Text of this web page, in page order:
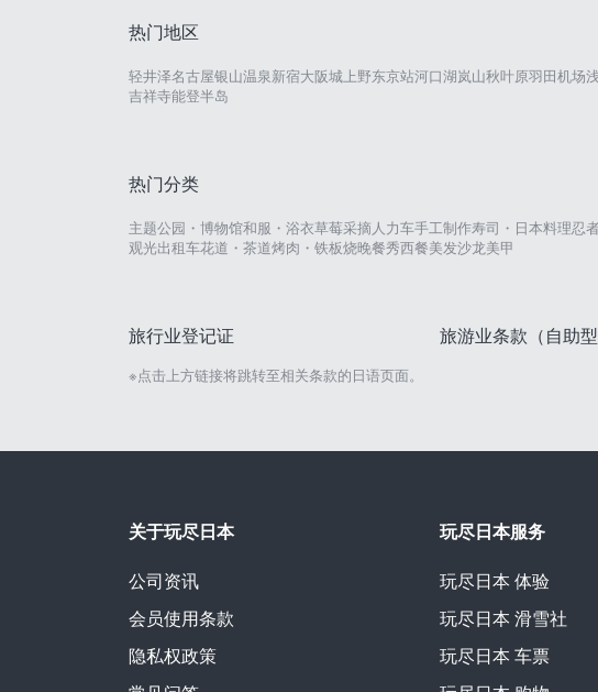
热门地区
轻井泽名古屋银山温泉新宿大阪城 上野东京站河口湖岚山秋叶原羽田机场
吉祥寺能登半岛
热门分类
主题公园・博物馆和服・浴衣草莓采摘人力车手工制作寿司・日本料理忍
观光出租车花道・茶道烤肉・铁板烧晚餐秀西餐美发沙龙美甲
旅行业登记证 旅游业条款（自助型
※点击上方链接将跳转至相关条款的日语页面。
关于玩尽日本
公司资讯
会员使用条款
隐私权政策
玩尽日本服务
玩尽日本 体验
玩尽日本 滑雪社
玩尽日本 车票